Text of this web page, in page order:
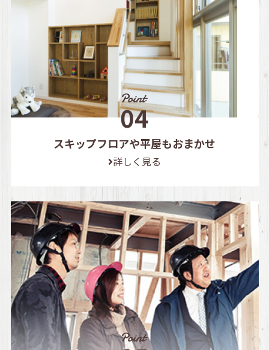
スキップフロアや平屋もおまかせ
詳しく見る